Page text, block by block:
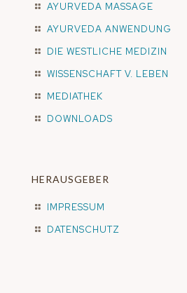
AYURVEDA MASSAGE
AYURVEDA ANWENDUNG
DIE WESTLICHE MEDIZIN
WISSENSCHAFT V. LEBEN
MEDIATHEK
DOWNLOADS
HERAUSGEBER
IMPRESSUM
DATENSCHUTZ